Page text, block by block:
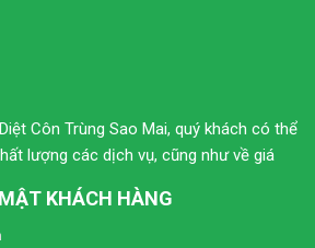
Côn Trùng Sao Mai, quý khách có thể
lượng các dịch vụ, cũng như về giá
KHÁCH HÀNG